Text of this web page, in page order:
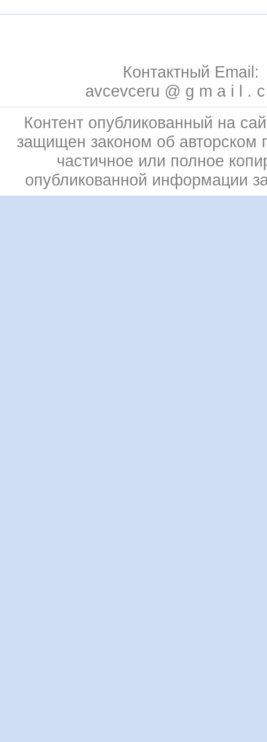
Контактный Email:
avcevceru @ g m a i l .
Контент опубликованный на
защищен законом об авторском
частичное или полное
опубликованной информации